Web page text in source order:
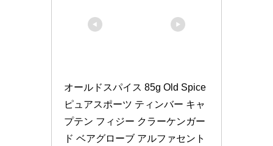
オールドスパイス 85g Old Spice
ピュアスポーツ ティンバー キャ
プテン フィジー クラーケンガー
ド ベアグローブ アルファセント